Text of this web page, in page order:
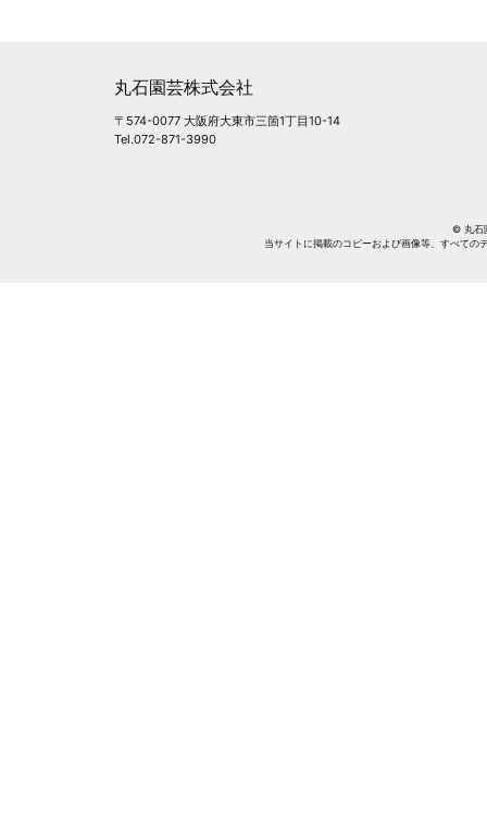
丸石園芸株式会社
〒574-0077 大阪府大東市三箇1丁目10-14
Tel.072-871-3990
© 丸石
当サイトに掲載のコピーおよび画像等、すべての